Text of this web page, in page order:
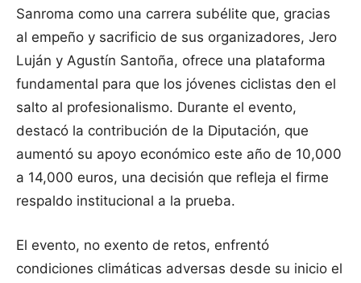
Sanroma como una carrera subélite que, gracias
al empeño y sacrificio de sus organizadores, Jero
Luján y Agustín Santoña, ofrece una plataforma
fundamental para que los jóvenes ciclistas den el
salto al profesionalismo. Durante el evento,
destacó la contribución de la Diputación, que
aumentó su apoyo económico este año de 10,000
a 14,000 euros, una decisión que refleja el firme
respaldo institucional a la prueba.
El evento, no exento de retos, enfrentó
condiciones climáticas adversas desde su inicio el